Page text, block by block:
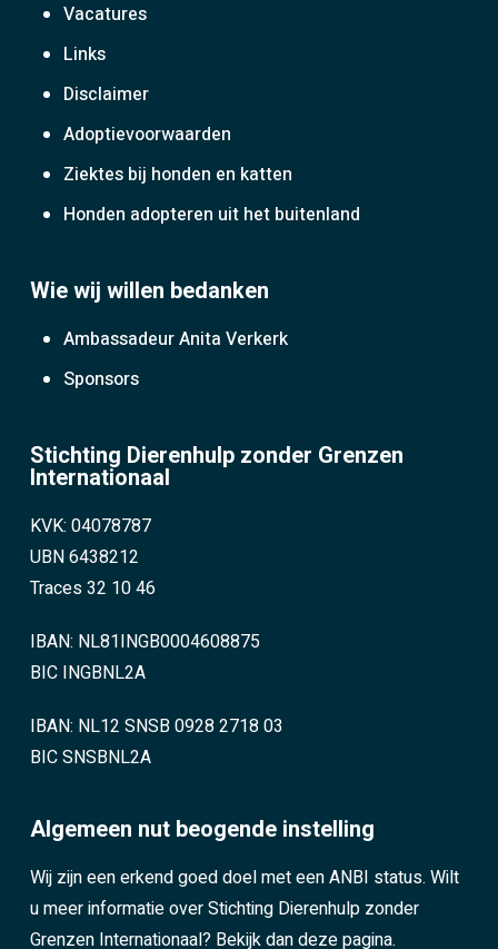
Vacatures
Links
Disclaimer
Adoptievoorwaarden
Ziektes bij honden en katten
Honden adopteren uit het buitenland
Wie wij willen bedanken
Ambassadeur Anita Verkerk
Sponsors
Stichting Dierenhulp zonder Grenzen
Internationaal
KVK: 04078787
UBN 6438212
Traces 32 10 46
IBAN: NL81INGB0004608875
BIC INGBNL2A
IBAN: NL12 SNSB 0928 2718 03
BIC SNSBNL2A
Algemeen nut beogende instelling
Wij zijn een erkend goed doel met een ANBI status. Wilt
u meer informatie over Stichting Dierenhulp zonder
Grenzen Internationaal? Bekijk dan deze pagina.